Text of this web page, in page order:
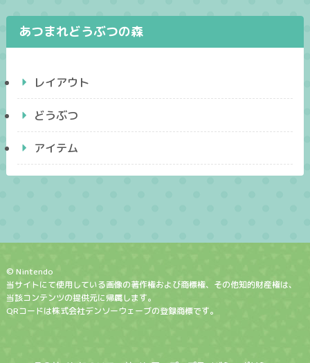
あつまれどうぶつの森
レイアウト
どうぶつ
アイテム
© Nintendo
当サイトにて使用している画像の著作権および商標権、その他知的財産権は、
当該コンテンツの提供元に帰属します。
QRコードは株式会社デンソーウェーブの登録商標です。